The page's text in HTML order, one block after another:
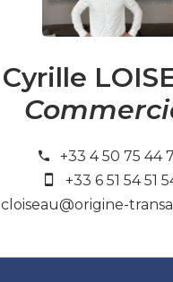
Cyrille
+33 4 50 75 44
+33 6 51 54 51
cloiseau@origine-